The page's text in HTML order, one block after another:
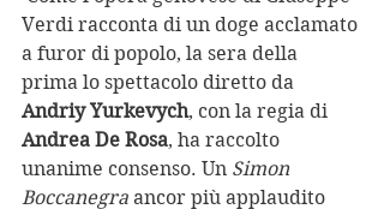
Verdi racconta di un doge acclamato
a furor di popolo, la sera della
prima lo spettacolo diretto da
Andriy Yurkevych, con la regia di
Andrea De Rosa, ha raccolto
unanime consenso. Un Simon
Boccanegra ancor più applaudito